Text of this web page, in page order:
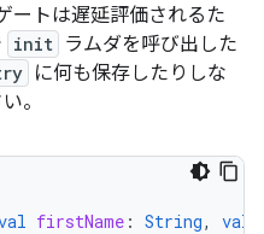
ートは遅延評価されるた
init ラムダを呼び出した
に何も保存したりしな
。
firstName : String, val